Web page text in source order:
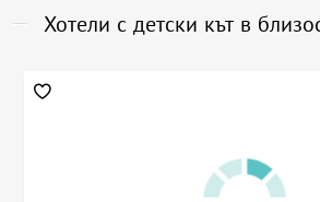
Хотели с детски кът в